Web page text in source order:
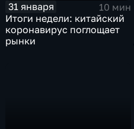
31 января
10 мин
Итоги недели: китайский
коронавирус поглощает
рынки